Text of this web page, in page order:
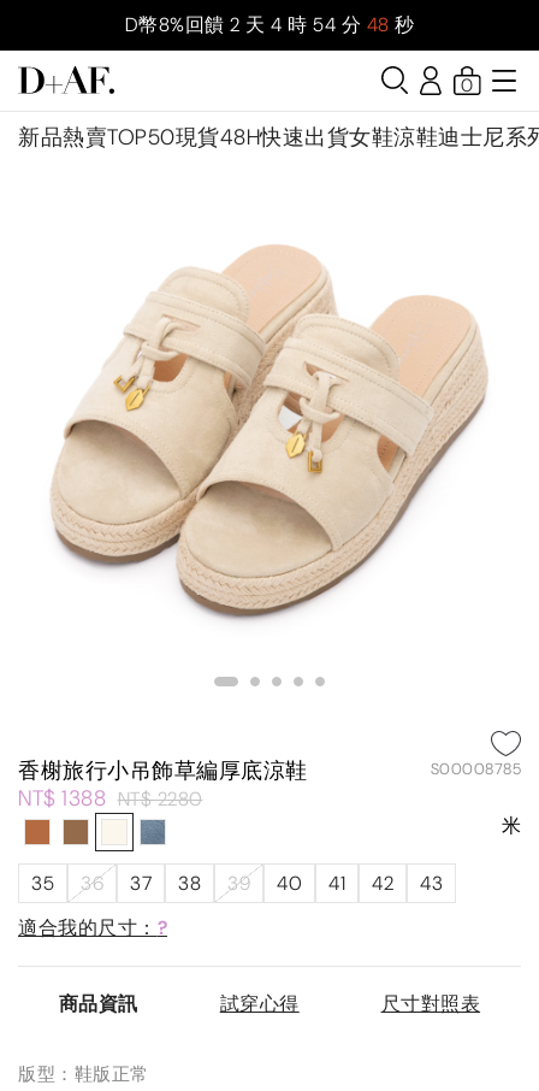
D幣8%回饋 2 天 4 時 54 分 47 秒
新品熱賣TOP50現貨48H快速出貨女鞋涼鞋迪士尼系
0
香榭旅行小吊飾草編厚底涼鞋 S00008785
NT$ 1388 NT$ 2280
米
35 36 37 38 39 40 41 42
43
適合我的尺寸： ?
商品資訊 試穿心得 尺寸對照表
版型：鞋版正常